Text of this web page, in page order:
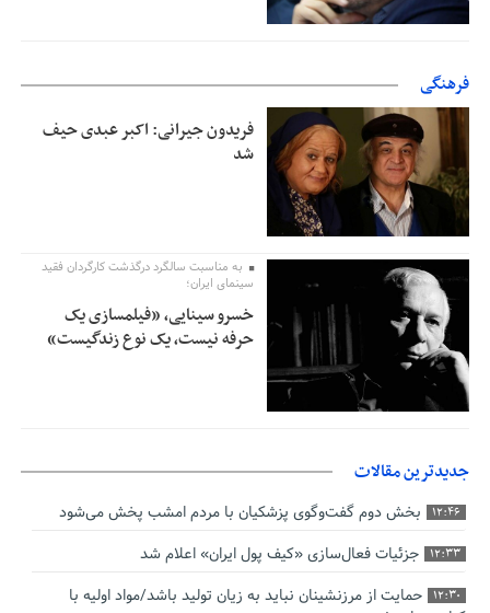
فرهنگی
فریدون جیرانی: اکبر عبدی حیف
شد
به مناسبت سالگرد درگذشت کارگردان فقید
سینمای ایران؛
خسرو سینایی، «فیلمسازی یک
حرفه نیست، یک نوع زندگیست»
جدیدترین مقالات
12:46 بخش دوم گفت‌وگوی پزشکیان با مردم امشب پخش می‌شود
12:33 جزئیات فعال‌سازی «کیف پول ایران» اعلام شد
12:30
حمایت از مرزنشینان نباید به زیان تولید باشد/مواد اولیه با